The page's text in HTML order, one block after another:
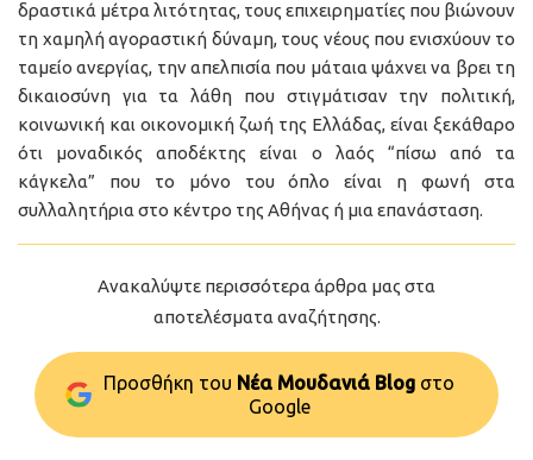
δραστικά μέτρα λιτότητας, τους επιχειρηματίες που βιώνουν
τη χαμηλή αγοραστική δύναμη, τους νέους που ενισχύουν το
ταμείο ανεργίας, την απελπισία που μάταια ψάχνει να βρει τη
δικαιοσύνη για τα λάθη που στιγμάτισαν την πολιτική,
κοινωνική και οικονομική ζωή της Ελλάδας, είναι ξεκάθαρο
ότι μοναδικός αποδέκτης είναι ο λαός “πίσω από τα
κάγκελα” που το μόνο του όπλο είναι η φωνή στα
συλλαλητήρια στο κέντρο της Αθήνας ή μια επανάσταση.
Ανακαλύψτε περισσότερα άρθρα μας στα
αποτελέσματα αναζήτησης.
Προσθήκη του Νέα Μουδανιά Blog στo
Google